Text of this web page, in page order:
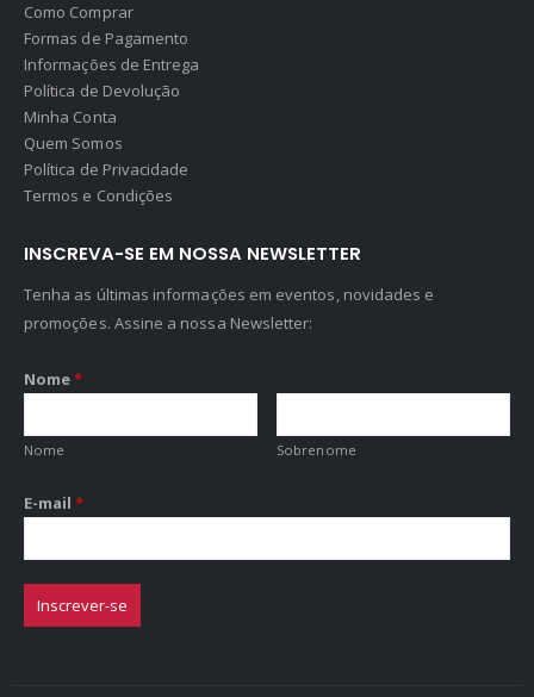
Como Comprar
Formas de Pagamento
Informações de Entrega
Política de Devolução
Minha Conta
Quem Somos
Política de Privacidade
Termos e Condições
INSCREVA-SE EM NOSSA NEWSLETTER
Tenha as últimas informações em eventos, novidades e
promoções. Assine a nossa Newsletter:
Nome*
Nome Sobrenome
E-mail*
Inscrever-se